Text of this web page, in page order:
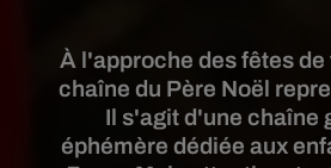
À l'approche des fêtes
chaîne du Père Noël
Il s'agit d'une chaîne
éphémère dédiée aux